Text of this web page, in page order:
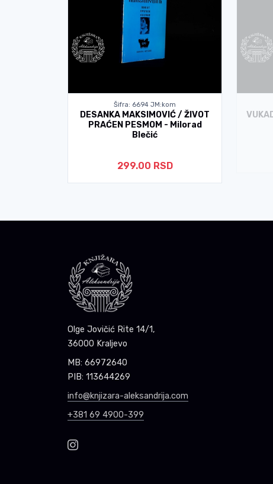
Šifra: 6694 JM:kom
DESANKA MAKSIMOVIĆ / ŽIVOT
PRAĆEN PESMOM - Milorad
Blečić
299.00 RSD
Olge Jovičić Rite 14/1,
36000 Kraljevo
MB: 66972640
PIB: 113644269
info@knjizara-aleksandrija.com
+381 69 4900-399